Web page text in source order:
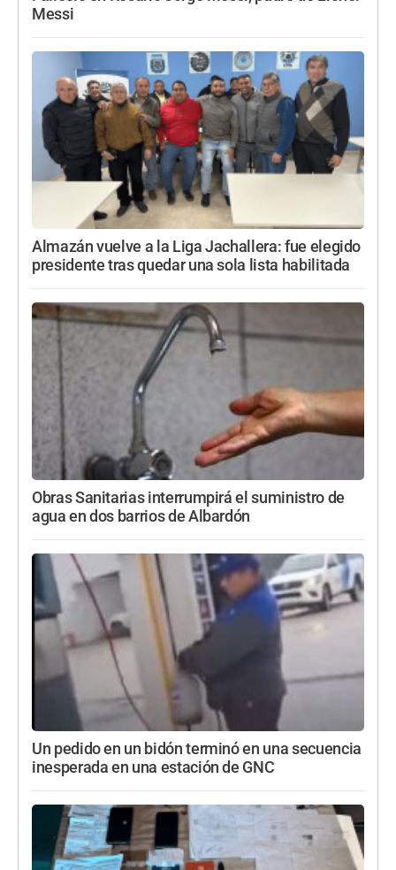
Messi
Almazán vuelve a la Liga Jachallera: fue elegido
presidente tras quedar una sola lista habilitada
Obras Sanitarias interrumpirá el suministro de
agua en dos barrios de Albardón
Un pedido en un bidón terminó en una secuencia
inesperada en una estación de GNC